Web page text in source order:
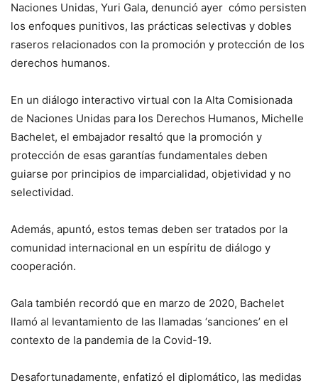
Naciones Unidas, Yuri Gala, denunció ayer cómo persisten
los enfoques punitivos, las prácticas selectivas y dobles
raseros relacionados con la promoción y protección de los
derechos humanos.
En un diálogo interactivo virtual con la Alta Comisionada
de Naciones Unidas para los Derechos Humanos, Michelle
Bachelet, el embajador resaltó que la promoción y
protección de esas garantías fundamentales deben
guiarse por principios de imparcialidad, objetividad y no
selectividad.
Además, apuntó, estos temas deben ser tratados por la
comunidad internacional en un espíritu de diálogo y
cooperación.
Gala también recordó que en marzo de 2020, Bachelet
llamó al levantamiento de las llamadas ‘sanciones’ en el
contexto de la pandemia de la Covid-19.
Desafortunadamente, enfatizó el diplomático, las medidas